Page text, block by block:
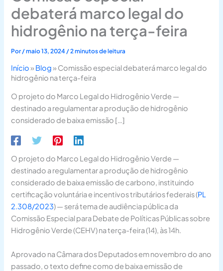
debaterá marco legal do
hidrogênio na terça-feira
Por/maio 13, 2024 /2 minutos de leitura
Início» Blog» Comissão especial debaterá marco legal do
hidrogênio na terça-feira
O projeto do Marco Legal do Hidrogênio Verde —
destinado a regulamentar a produção de hidrogênio
considerado de baixa emissão […]
O projeto do Marco Legal do Hidrogênio Verde —
destinado a regulamentar a produção de hidrogênio
considerado de baixa emissão de carbono, instituindo
certificação voluntária e incentivos tributários federais (PL
2.308/2023) — será tema de audiência pública da
Comissão Especial para Debate de Políticas Públicas sobre
Hidrogênio Verde (CEHV) na terça-feira (14), às 14h.
Aprovado na Câmara dos Deputados em novembro do ano
passado, o texto define como de baixa emissão de